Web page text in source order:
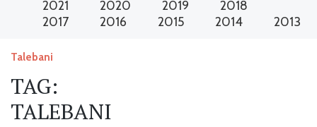
2021 2020 2019
2018
2017
2016 2015 2014 2013
Talebani
TAG:
TALEBANI